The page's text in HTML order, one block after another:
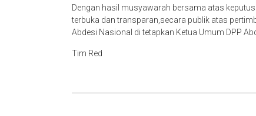
Dengan hasil musyawarah bersama atas
terbuka dan transparan,secara publik atas
Abdesi Nasional di tetapkan Ketua Umum DPP
Tim Red